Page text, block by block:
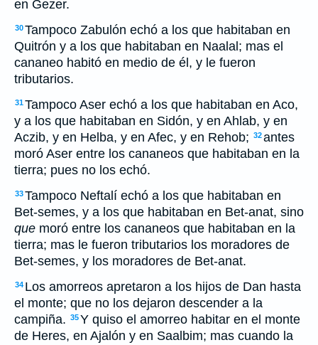
en Gezer.
30Tampoco Zabulón echó a los que habitaban en
Quitrón y a los que habitaban en Naalal; mas el
cananeo habitó en medio de él, y le fueron
tributarios.
31Tampoco Aser echó a los que habitaban en Aco,
y a los que habitaban en Sidón, y en Ahlab, y en
Aczib, y en Helba, y en Afec, y en Rehob; 32antes
moró Aser entre los cananeos que habitaban en la
tierra; pues no los echó.
33Tampoco Neftalí echó a los que habitaban en
Bet-semes, y a los que habitaban en Bet-anat, sino
que moró entre los cananeos que habitaban en la
tierra; mas le fueron tributarios los moradores de
Bet-semes, y los moradores de Bet-anat.
34 Los amorreos apretaron a los hijos de Dan hasta
el monte; que no los dejaron descender a la
campiña. 35Y quiso el amorreo habitar en el monte
de Heres, en Ajalón y en Saalbim; mas cuando la